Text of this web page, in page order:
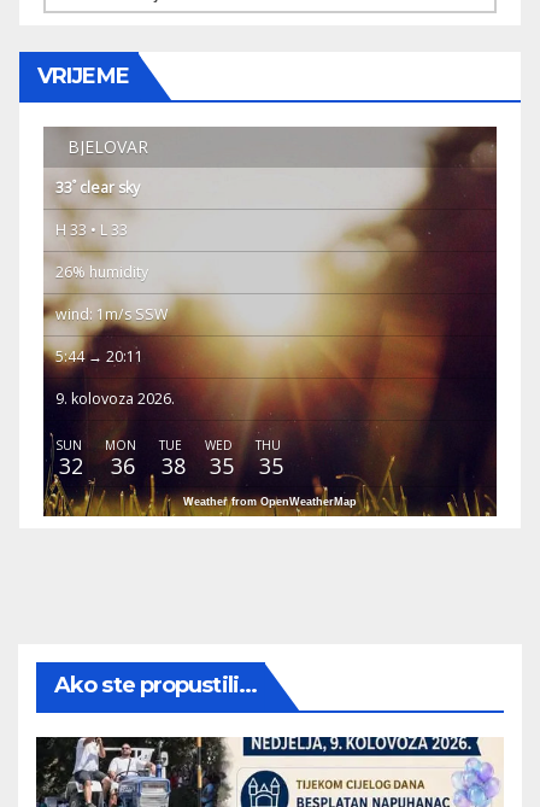
VRIJEME
BJELOVAR
33° clear sky
H 33 • L 33
26% humidity
wind: 1m/s SSW
5:44 → 20:11
9. kolovoza 2026.
SUN
32
MON
36
TUE
38
WED
35
THU
35
Weather from OpenWeatherMap
Ako ste propustili...